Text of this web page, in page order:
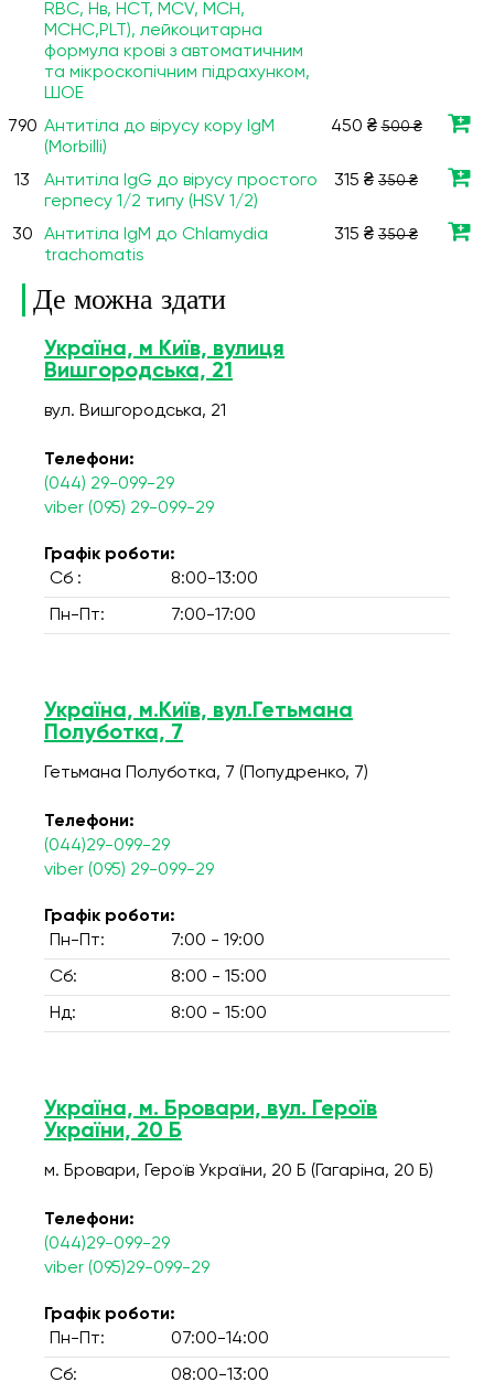
RBC, Нв, HCT, MCV, МСН,
МСНС,PLT), лейкоцитарна
формула крові з автоматичним
та мікроскопічним підрахунком,
ШОЕ
790 Антитіла до вірусу кору IgM
(Morbilli)
450 ₴500 ₴
13
Антитіла IgG до вірусу простого
герпесу 1/2 типу (HSV 1/2)
315 ₴ 350 ₴
30
Антитіла IgM до Chlamydia
trachomatis
315 ₴ 350 ₴
Де можна здати
Україна, м Київ, вулиця
Вишгородська, 21
вул. Вишгородська, 21
Телефони:
(044) 29-099-29
viber (095) 29-099-29
Графік роботи:
Сб :
8:00-13:00
Пн-Пт: 7:00-17:00
Україна, м.Київ, вул.Гетьмана
Полуботка, 7
Гетьмана Полуботка, 7 (Попудренко, 7)
Телефони:
(044)29-099-29
viber (095) 29-099-29
Графік роботи:
Пн-Пт:
7:00 - 19:00
Сб: 8:00 - 15:00
Нд: 8:00 - 15:00
Україна, м. Бровари, вул. Героїв
України, 20 Б
м. Бровари, Героїв України, 20 Б (Гагаріна, 20 Б)
Телефони:
(044)29-099-29
viber (095)29-099-29
Графік роботи:
Пн-Пт:
07:00-14:00
Сб: 08:00-13:00